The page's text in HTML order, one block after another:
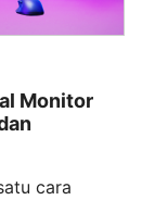
Monitor
cara